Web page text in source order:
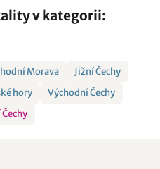
v kategorii:
Morava
Jižní Čechy
hory
Východní Čechy